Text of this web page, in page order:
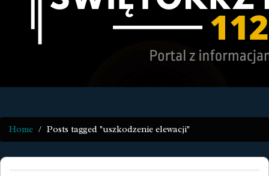
Home Posts tagged "uszkodzenie elewacji"